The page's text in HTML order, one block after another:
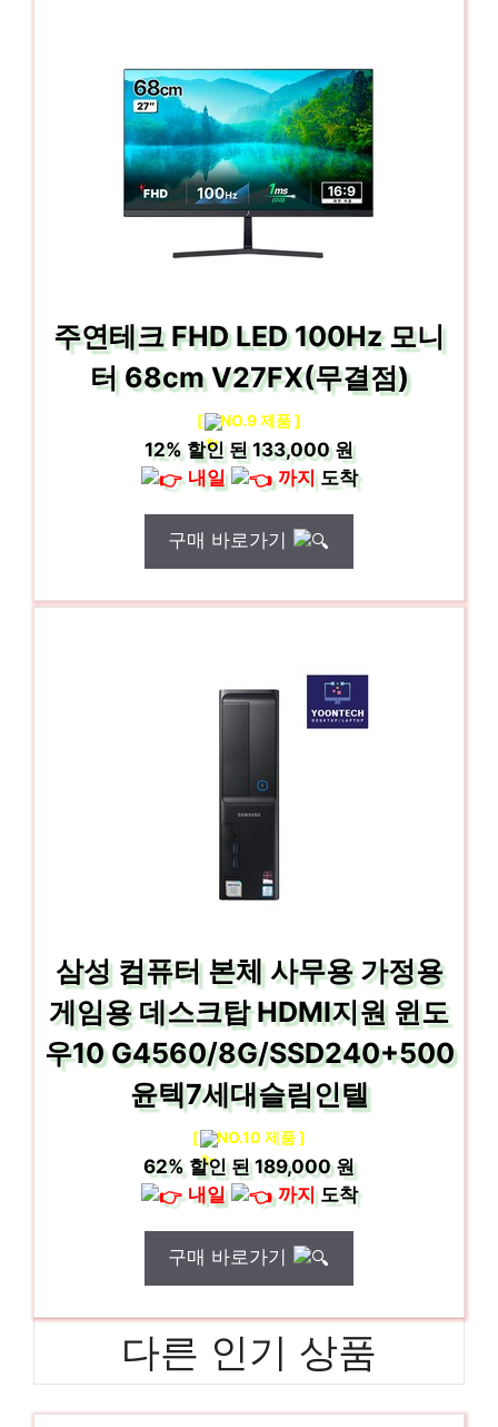
주연테크 FHD LED 100Hz 모니
터 68cm V27FX(무결점)
[ NO.9 제품 ]
12%할인 된133,000 원
내일
까지도착
구매 바로가기
삼성 컴퓨터 본체 사무용 가정용
게임용 데스크탑 HDMI지원 윈도
우10 G4560/8G/SSD240+500
윤텍7세대슬림인텔
[ NO.10 제품 ]
62%할인 된189,000 원
내일
까지도착
구매 바로가기
다른 인기 상품